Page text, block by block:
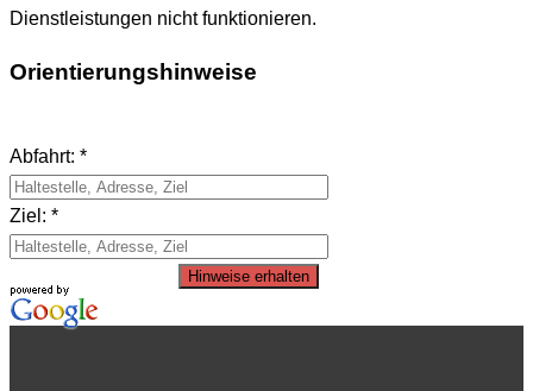
Dienstleistungen nicht funktionieren.
Orientierungshinweise
Abfahrt: *
Ziel: *
Hinweise erhalten